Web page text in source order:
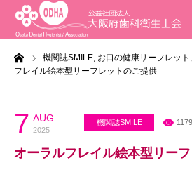
機関誌SMILE, お口の健康リーフレット,
フレイル絵本型リーフレットのご提供
7 AUG
2025
機関誌SMILE
オーラルフレイル絵本型リー
ホーム